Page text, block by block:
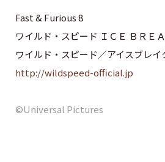
Fast & Furious 8
ワイルド・スピード ＩＣＥ ＢＲＥ
ワイルド・スピード／アイスブレイ
http://wildspeed-official.jp
©Universal Pictures